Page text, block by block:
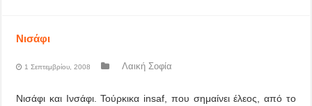
Νισάφι
1 Σεπτεμβρίου, 2008 Λαική Σοφία
Νισάφι και Ινσάφι. Τούρκικα insaf, που σημαίνει έλεος, από το